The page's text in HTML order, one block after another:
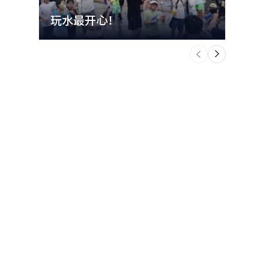
玩水最开心！
下
一
个